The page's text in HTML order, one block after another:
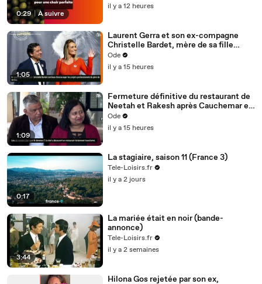
0:29 À suivre
il y a 12 heures
1:05
Laurent Gerra et son ex-compagne
Christelle Bardet, mère de sa fille
Célestine, toujours en très bons
termes, la preuve en images
Ode
il y a 15 heures
1:09
Fermeture définitive du restaurant de
Neetah et Rakesh après Cauchemar en
cuisine, Philippe Etchebest pensait les
avoir sauvés
Ode
il y a 15 heures
0:17
La stagiaire, saison 11 (France 3)
Tele-Loisirs.fr
il y a 2 jours
3:44
La mariée était en noir (bande-
annonce)
Tele-Loisirs.fr
il y a 2 semaines
Hilona Gos rejetée par son ex,